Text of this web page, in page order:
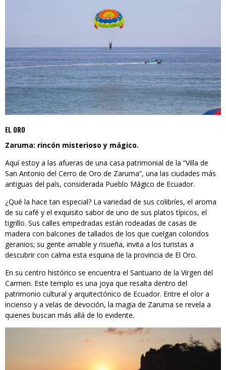
EL ORO
Zaruma: rincón misterioso y mágico.
Aquí estoy a las afueras de una casa patrimonial de la “Villa de
San Antonio del Cerro de Oro de Zaruma”, una las ciudades más
antiguas del país, considerada Pueblo Mágico de Ecuador.
¿Qué la hace tan especial? La variedad de sus colibríes, el aroma
de su café y el exquisito sabor de uno de sus platos típicos, el
tigrillo. Sus calles empedradas están rodeadas de casas de
madera con balcones de tallados de los que cuelgan coloridos
geranios; su gente amable y risueña, invita a los turistas a
descubrir con calma esta esquina de la provincia de El Oro.
En su centro histórico se encuentra el Santuario de la Virgen del
Carmen. Este templo es una joya que resalta dentro del
patrimonio cultural y arquitectónico de Ecuador. Entre el olor a
incienso y a velas de devoción, la magia de Zaruma se revela a
quienes buscan más allá de lo evidente.